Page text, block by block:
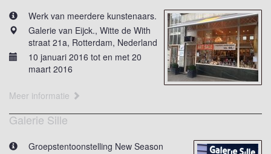
Werk van meerdere kunstenaars.
Galerie van Eijck., Witte de With
straat 21a, Rotterdam, Nederland
10 januari 2016 tot en met 20
maart 2016
Meer informatie
Galerie Sille
Groepstentoonstelling New Season